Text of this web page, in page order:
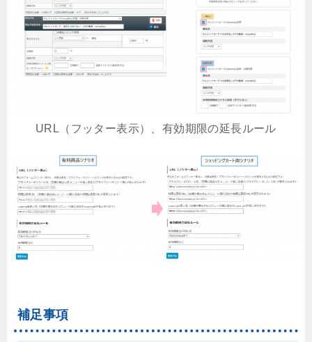
URL（フッター表示）、有効期限の延長ルール
補足事項